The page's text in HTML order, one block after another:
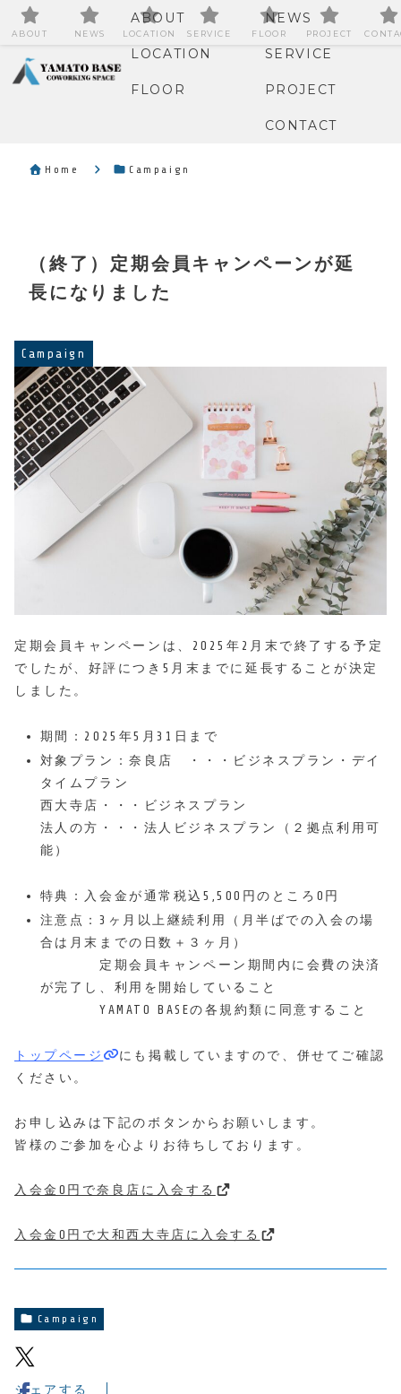
ABOUT NEWS
LOCATION SERVICE
FLOOR PROJECT
CONTACT
Home Campaign
（終了）定期会員キャンペーンが延
長になりました
Campaign
定期会員キャンペーンは、2025年2月末で終了する予定
でしたが、好評につき5月末までに延長することが決定
しました。
期間：2025年5月31日まで
対象プラン：奈良店 ・・・ビジネスプラン・デイ
タイムプラン
西大寺店・・・ビジネスプラン
法人の方・・・法人ビジネスプラン（２拠点利用可
能）
特典：入会金が通常税込5,500円のところ0円
注意点：3ヶ月以上継続利用（月半ばでの入会の場
合は月末までの日数＋３ヶ月）
定期会員キャンペーン期間内に会費の決済
が完了し、利用を開始していること
YAMATO BASEの各規約類に同意すること
トップページ
にも掲載していますので、併せてご確認
ください。
お申し込みは下記のボタンからお願いします。
皆様のご参加を心よりお待ちしております。
入会金0円で奈良店に入会する
入会金0円で大和西大寺店に入会する
Campaign
シェアする
ABOUT NEWS LOCATION SERVICE FLOOR PROJECT